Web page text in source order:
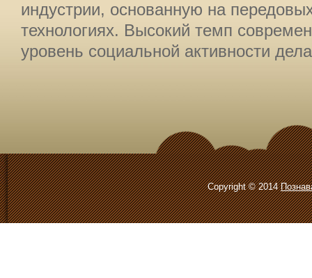
индустрии, основанную на
технологиях. Высокий темп
уровень социальной активности
Copyright © 2014